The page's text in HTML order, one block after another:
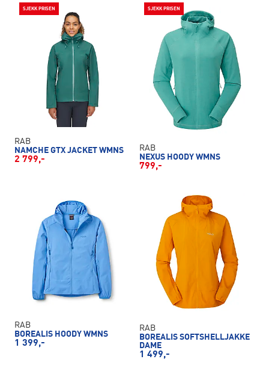
SJEKK PRISEN
RAB
NAMCHE GTX JACKET WMNS
2 799,-
SJEKK PRISEN
RAB
NEXUS HOODY WMNS
799,-
RAB
BOREALIS HOODY WMNS
1 399,-
RAB
BOREALIS SOFTSHELLJAKKE
DAME
1 499,-